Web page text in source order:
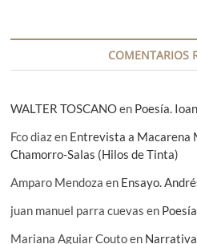
d
COMENTARIOS
WALTER TOSCANOen Poesía.
Fco diazen Entrevista a Macarena
Chamorro-Salas (Hilos de Tinta)
Amparo Mendoza en Ensayo.
juan manuel parra cuevas en
Mariana Aguiar Coutoen